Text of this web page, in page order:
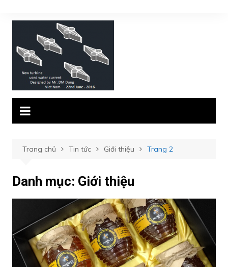
đến
Trang chủ Tin tức Giới thiệu Trang 2
Danh mục: Giới thiệu